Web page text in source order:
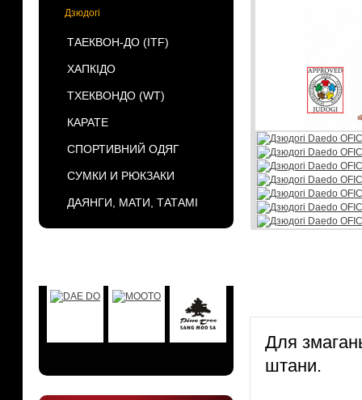
Дзюдогі
ТАЕКВОН-ДО (ІТF)
ХАПКІДО
ТХЕКВОНДО (WT)
КАРАТЕ
СПОРТИВНИЙ ОДЯГ
СУМКИ И РЮКЗАКИ
ДАЯНГИ, МАТИ, ТАТАМІ
Для
штани.